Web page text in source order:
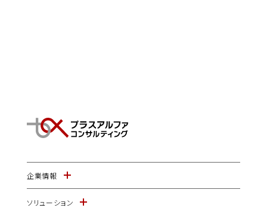
企業情報
ソリューション